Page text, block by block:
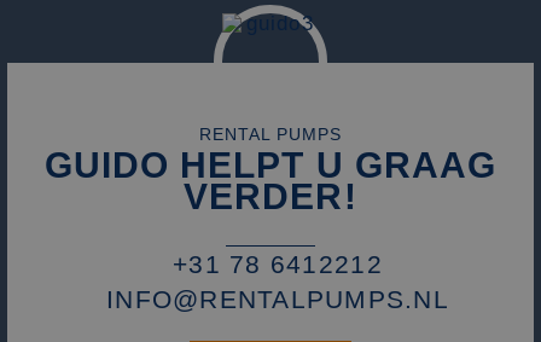
RENTAL PUMPS
GUIDO HELPT U GRAAG
VERDER!
+31 78 6412212
INFO@RENTALPUMPS.NL